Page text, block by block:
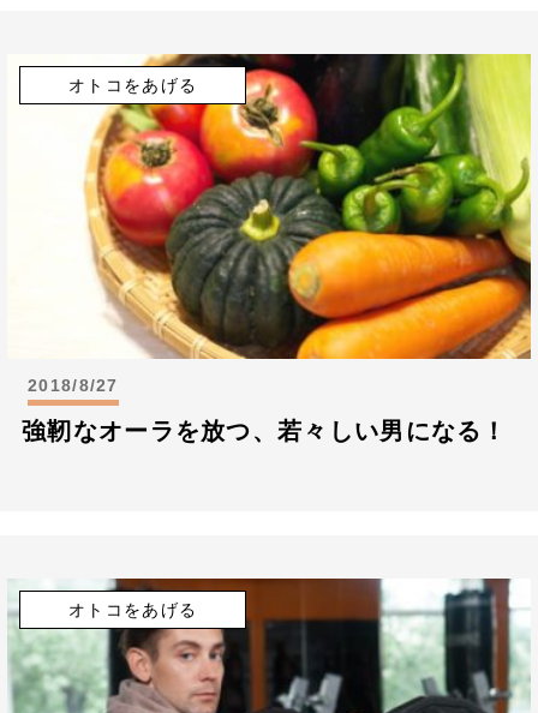
オトコをあげる
2018/8/27
強靭なオーラを放つ、若々しい男になる！
オトコをあげる